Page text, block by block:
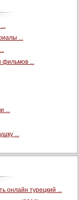
...
фильмов ...
...
...
онлайн турецкий ...